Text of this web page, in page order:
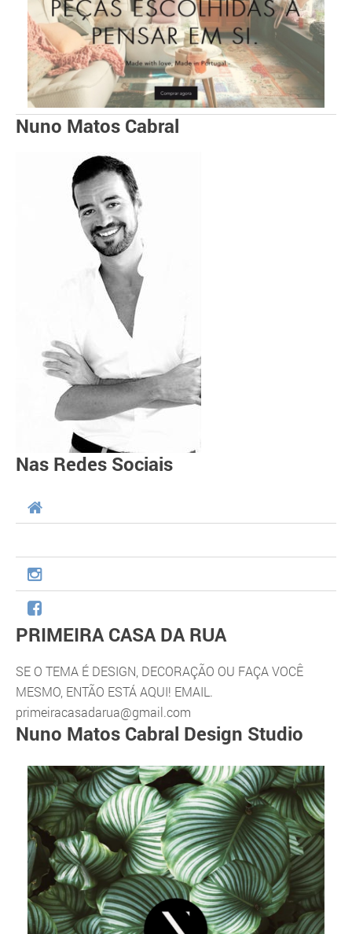
Nuno Matos Cabral
Nas Redes Sociais
PRIMEIRA CASA DA RUA
SE O TEMA É DESIGN, DECORAÇÃO OU FAÇA VOCÊ
MESMO, ENTÃO ESTÁ AQUI! EMAIL.
primeiracasadarua@gmail.com
Nuno Matos Cabral Design Studio